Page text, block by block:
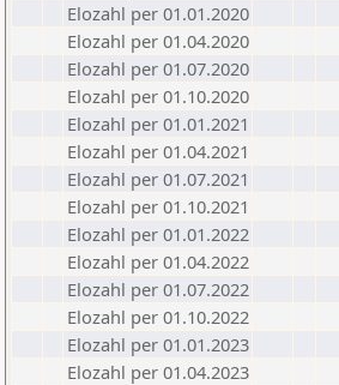
Elozahl per 01.01.2020
Elozahl per 01.04.2020
Elozahl per 01.07.2020
Elozahl per 01.10.2020
Elozahl per 01.01.2021
Elozahl per 01.04.2021
Elozahl per 01.07.2021
Elozahl per 01.10.2021
Elozahl per 01.01.2022
Elozahl per 01.04.2022
Elozahl per 01.07.2022
Elozahl per 01.10.2022
Elozahl per 01.01.2023
Elozahl per 01.04.2023